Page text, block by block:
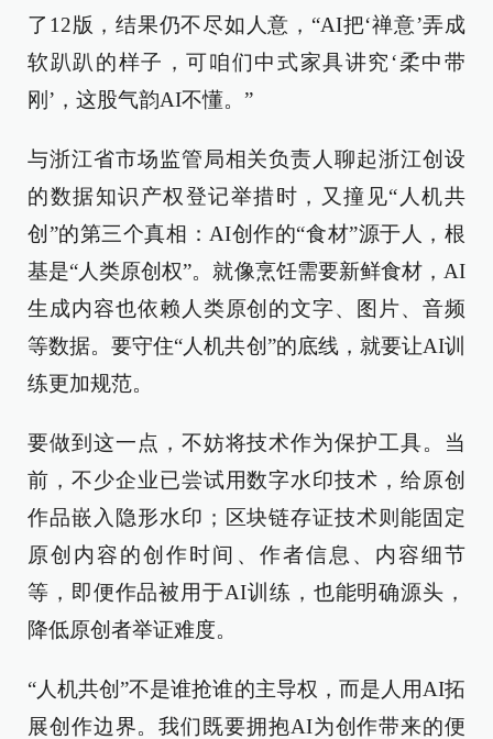
了12版，结果仍不尽如人意，“AI把‘禅意’弄成
软趴趴的样子，可咱们中式家具讲究‘柔中带
刚’，这股气韵AI不懂。”
与浙江省市场监管局相关负责人聊起浙江创设
的数据知识产权登记举措时，又撞见“人机共
创”的第三个真相：AI创作的“食材”源于人，根
基是“人类原创权”。就像烹饪需要新鲜食材，AI
生成内容也依赖人类原创的文字、图片、音频
等数据。要守住“人机共创”的底线，就要让AI训
练更加规范。
要做到这一点，不妨将技术作为保护工具。当
前，不少企业已尝试用数字水印技术，给原创
作品嵌入隐形水印；区块链存证技术则能固定
原创内容的创作时间、作者信息、内容细节
等，即便作品被用于AI训练，也能明确源头，
降低原创者举证难度。
“人机共创”不是谁抢谁的主导权，而是人用AI拓
展创作边界。我们既要拥抱AI为创作带来的便